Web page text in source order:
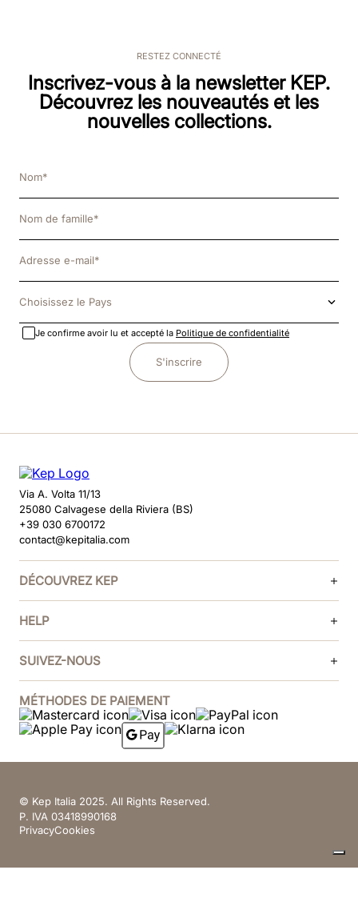
RESTEZ CONNECTÉ
Inscrivez-vous à la newsletter KEP.
Découvrez les nouveautés et les
nouvelles collections.
Choisissez le Pays
Je confirme avoir lu et accepté la Politique de confidentialité
S'inscrire
Via A. Volta 11/13
25080 Calvagese della Riviera (BS)
+39 030 6700172
contact@kepitalia.com
DÉCOUVREZ KEP
HELP
SUIVEZ-NOUS
MÉTHODES DE PAIEMENT
© Kep Italia 2025. All Rights Reserved.
P. IVA 03418990168
PrivacyCookies